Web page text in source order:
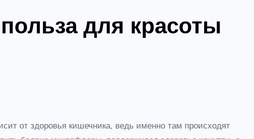
для красоты
от здоровья кишечника, ведь именно там происходят